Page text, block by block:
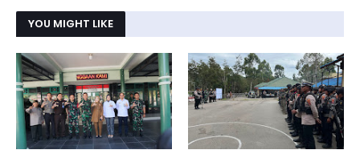
YOU MIGHT LIKE